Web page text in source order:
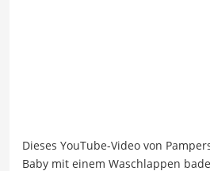
Dieses YouTube-Video von
Baby mit einem Waschlappen